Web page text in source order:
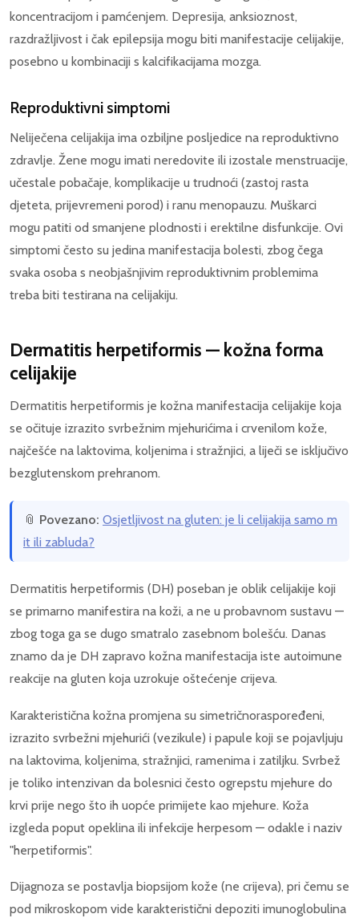
koncentracijom i pamćenjem. Depresija, anksioznost,
razdražljivost i čak epilepsija mogu biti manifestacije celijakije,
posebno u kombinaciji s kalcifikacijama mozga.
Reproduktivni simptomi
Neliječena celijakija ima ozbiljne posljedice na reproduktivno
zdravlje. Žene mogu imati neredovite ili izostale menstruacije,
učestale pobačaje, komplikacije u trudnoći (zastoj rasta
djeteta, prijevremeni porod) i ranu menopauzu. Muškarci
mogu patiti od smanjene plodnosti i erektilne disfunkcije. Ovi
simptomi često su jedina manifestacija bolesti, zbog čega
svaka osoba s neobjašnjivim reproduktivnim problemima
treba biti testirana na celijakiju.
Dermatitis herpetiformis — kožna forma
celijakije
Dermatitis herpetiformis je kožna manifestacija celijakije koja
se očituje izrazito svrbežnim mjehurićima i crvenilom kože,
najčešće na laktovima, koljenima i stražnjici, a liječi se isključivo
bezglutenskom prehranom.
📎 Povezano: Osjetljivost na gluten: je li celijakija samo m
it ili zabluda?
Dermatitis herpetiformis (DH) poseban je oblik celijakije koji
se primarno manifestira na koži, a ne u probavnom sustavu —
zbog toga ga se dugo smatralo zasebnom bolešću. Danas
znamo da je DH zapravo kožna manifestacija iste autoimune
reakcije na gluten koja uzrokuje oštećenje crijeva.
Karakteristična kožna promjena su simetričnoraspoređeni,
izrazito svrbežni mjehurići (vezikule) i papule koji se pojavljuju
na laktovima, koljenima, stražnjici, ramenima i zatiljku. Svrbež
je toliko intenzivan da bolesnici često ogrepstu mjehure do
krvi prije nego što ih uopće primijete kao mjehure. Koža
izgleda poput opeklina ili infekcije herpesom — odakle i naziv
"herpetiformis".
Dijagnoza se postavlja biopsijom kože (ne crijeva), pri čemu se
pod mikroskopom vide karakteristični depoziti imunoglobulina